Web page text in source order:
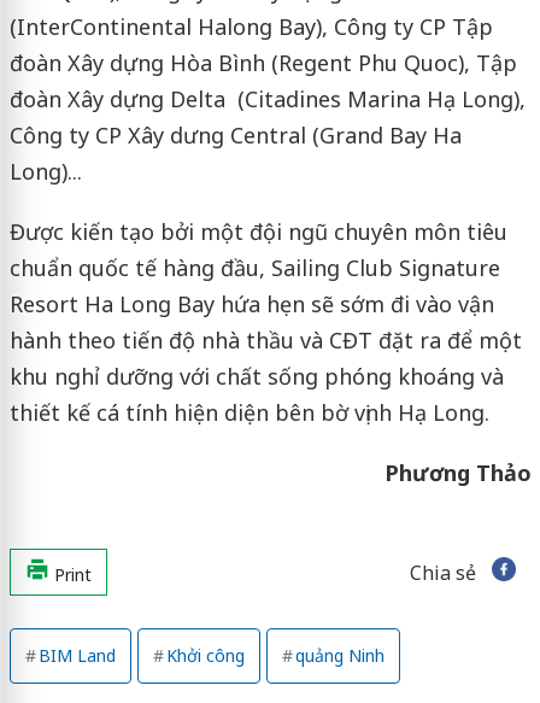
(InterContinental Halong Bay), Công ty CP Tập
đoàn Xây dựng Hòa Bình (Regent Phu Quoc), Tập
đoàn Xây dựng Delta (Citadines Marina Hạ Long),
Công ty CP Xây dưng Central (Grand Bay Ha
Long)...
Được kiến tạo bởi một đội ngũ chuyên môn tiêu
chuẩn quốc tế hàng đầu, Sailing Club Signature
Resort Ha Long Bay hứa hẹn sẽ sớm đi vào vận
hành theo tiến độ nhà thầu và CĐT đặt ra để một
khu nghỉ dưỡng với chất sống phóng khoáng và
thiết kế cá tính hiện diện bên bờ vịnh Hạ Long.
Phương Thảo
Print Chia sẻ
BIM Land Khởi công quảng Ninh